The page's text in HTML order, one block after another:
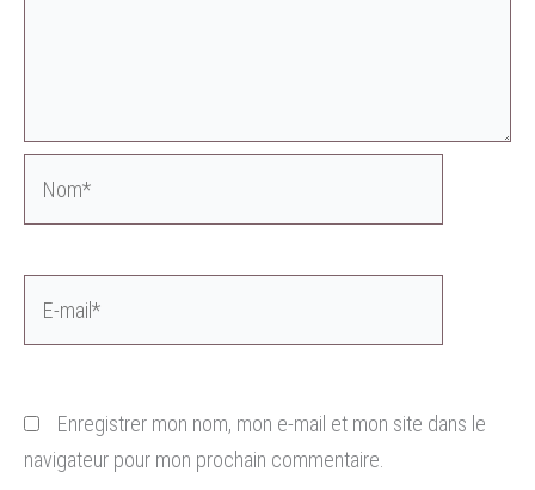
Enregistrer mon nom, mon e-mail et mon site dans le
navigateur pour mon prochain commentaire.